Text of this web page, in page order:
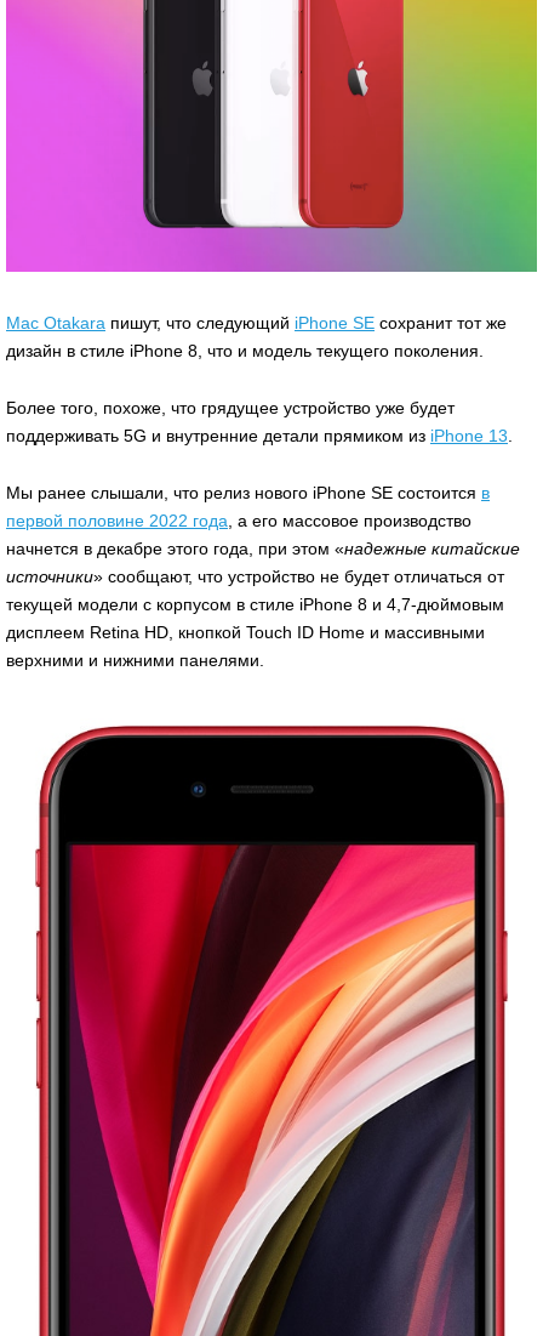
Mac Otakara пишут, что следующий iPhone SE сохранит тот же
дизайн в стиле iPhone 8, что и модель текущего поколения.
Более того, похоже, что грядущее устройство уже будет
поддерживать 5G и внутренние детали прямиком из iPhone 13
Мы ранее слышали, что релиз нового iPhone SE состоится в
первой половине 2022 года , а его массовое производство
начнется в декабре этого года, при этом «надежные китайские
источники» сообщают, что устройство не будет отличаться от
текущей модели с корпусом в стиле iPhone 8 и 4,7-дюймовым
дисплеем Retina HD, кнопкой Touch ID Home и массивными
верхними и нижними панелями.